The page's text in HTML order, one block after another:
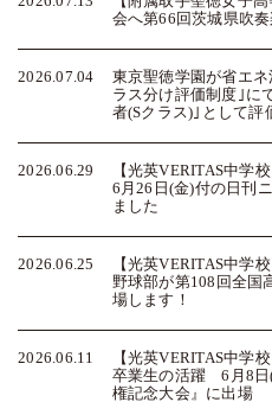
会へ第66回茨城県吹
2026.07.04
東京聖徳学園が省エ
ラス分け評価制度｣に
者(Sクラス)｣として評
2026.06.29
【光英VERITAS中学
6月26日(金)付の日刊
ました
2026.06.25
【光英VERITAS中学
野球部が第108回全国
場します！
2026.06.11
【光英VERITAS中学
卒業生の活躍 6月8日
権記念大会』に出場